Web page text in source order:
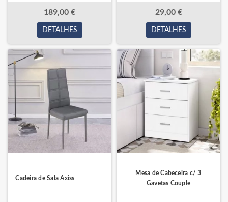
189,00 €
DETALHES
29,00 €
DETALHES
Cadeira de Sala Axiss
Mesa de Cabeceira c/ 3
Gavetas Couple